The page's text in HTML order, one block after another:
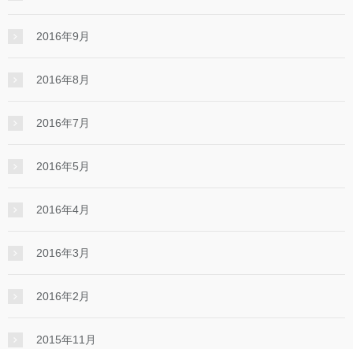
2016年9月
2016年8月
2016年7月
2016年5月
2016年4月
2016年3月
2016年2月
2015年11月